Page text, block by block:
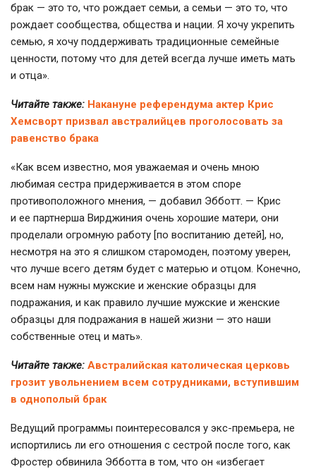
брак — это то, что рождает семьи, а семьи — это то, что
рождает сообщества, общества и нации. Я хочу укрепить
семью, я хочу поддерживать традиционные семейные
ценности, потому что для детей всегда лучше иметь мать
и отца».
Читайте также: Накануне референдума актер Крис
Хемсворт призвал австралийцев проголосовать за
равенство брака
«Как всем известно, моя уважаемая и очень мною
любимая сестра придерживается в этом споре
противоположного мнения, — добавил Эбботт. — Крис
и ее партнерша Вирджиния очень хорошие матери, они
проделали огромную работу [по воспитанию детей], но,
несмотря на это я слишком старомоден, поэтому уверен,
что лучше всего детям будет с матерью и отцом. Конечно,
всем нам нужны мужские и женские образцы для
подражания, и как правило лучшие мужские и женские
образцы для подражания в нашей жизни — это наши
собственные отец и мать».
Читайте также: Австралийская католическая церковь
грозит увольнением всем сотрудниками, вступившим
в однополый брак
Ведущий программы поинтересовался у экс-премьера, не
испортились ли его отношения с сестрой после того, как
Фростер обвинила Эбботта в том, что он «избегает